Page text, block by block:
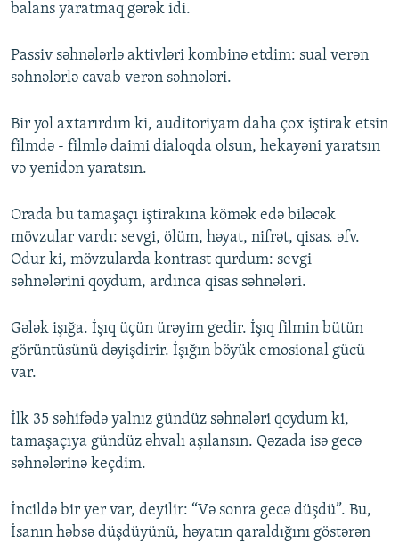
balans yaratmaq gərək idi.
Passiv səhnələrlə aktivləri kombinə etdim: sual verən
səhnələrlə cavab verən səhnələri.
Bir yol axtarırdım ki, auditoriyam daha çox iştirak etsin
filmdə - filmlə daimi dialoqda olsun, hekayəni yaratsın
və yenidən yaratsın.
Orada bu tamaşaçı iştirakına kömək edə biləcək
mövzular vardı: sevgi, ölüm, həyat, nifrət, qisas. əfv.
Odur ki, mövzularda kontrast qurdum: sevgi
səhnələrini qoydum, ardınca qisas səhnələri.
Gələk işığa. İşıq üçün ürəyim gedir. İşıq filmin bütün
görüntüsünü dəyişdirir. İşığın böyük emosional gücü
var.
İlk 35 səhifədə yalnız gündüz səhnələri qoydum ki,
tamaşaçıya gündüz əhvalı aşılansın. Qəzada isə gecə
səhnələrinə keçdim.
İncildə bir yer var, deyilir: “Və sonra gecə düşdü”. Bu,
İsanın həbsə düşdüyünü, həyatın qaraldığını göstərən